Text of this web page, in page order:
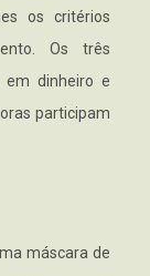
os critérios
Os três
em dinheiro e
participam
máscara de